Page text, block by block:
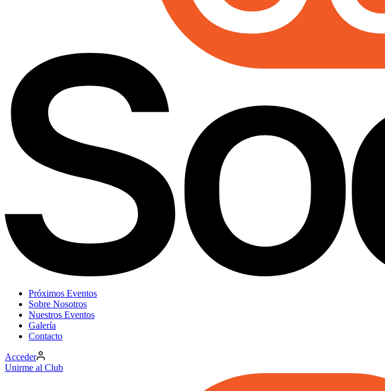
Próximos Eventos
Sobre Nosotros
Nuestros Eventos
Galería
Contacto
Acceder
Unirme al Club